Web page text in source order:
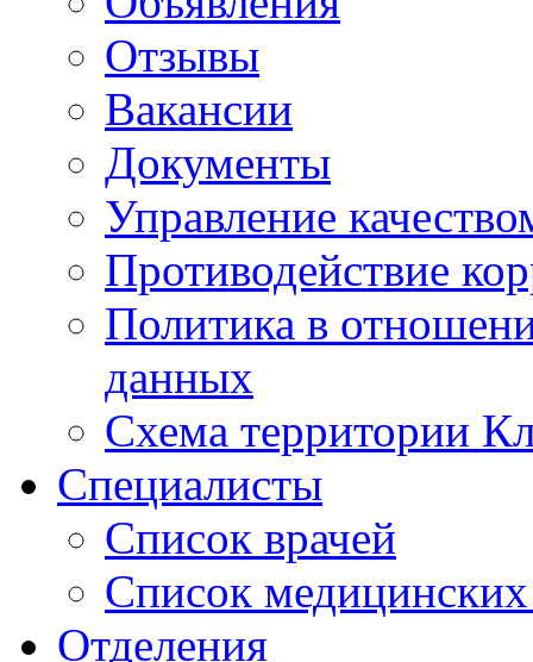
Отзывы
Вакансии
Документы
Управление
Противодействие
Политика в
данных
Схема территории
Специалисты
Список врачей
Список медицинских
Отделения